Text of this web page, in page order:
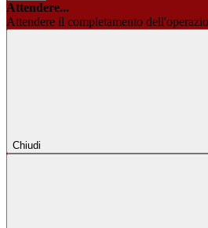
Attendere...
Attendere il completamento
Chiudi